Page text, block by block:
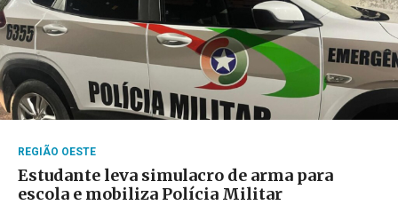
REGIÃO OESTE
Estudante leva simulacro de arma para
escola e mobiliza Polícia Militar